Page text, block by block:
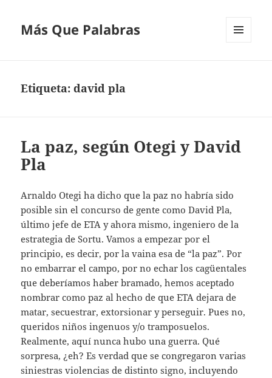
Más Que Palabras
Etiqueta:david pla
La paz, según Otegi y David
Pla
Arnaldo Otegi ha dicho que la paz no habría sido
posible sin el concurso de gente como David Pla,
último jefe de ETA y ahora mismo, ingeniero de la
estrategia de Sortu. Vamos a empezar por el
principio, es decir, por la vaina esa de “la paz”. Por
no embarrar el campo, por no echar los cagüentales
que deberíamos haber bramado, hemos aceptado
nombrar como paz al hecho de que ETA dejara de
matar, secuestrar, extorsionar y perseguir. Pues no,
queridos niños ingenuos y/o tramposuelos.
Realmente, aquí nunca hubo una guerra. Qué
sorpresa, ¿eh? Es verdad que se congregaron varias
siniestras violencias de distinto signo, incluyendo